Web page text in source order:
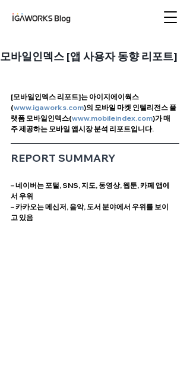
모바일인덱스 [앱 사용자 동향 리포트]
[모바일인덱스 리포트]는 아이지에이웍스
(www.igaworks.com)의 모바일 마켓 인텔리전스 플
랫폼 모바일인덱스(www.mobileindex.com)가 매
주 제공하는 모바일 앱시장 분석 리포트입니다.
REPORT SUMMARY
– 네이버는 포털, SNS, 지도, 동영상, 웹툰, 카페 앱에
서 우위
– 카카오는 메신저, 음악, 도서 분야에서 우위를 보이
고 있음